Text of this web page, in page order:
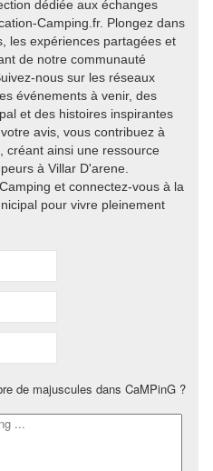
dédiée aux échanges
Camping.fr. Plongez dans
les expériences partagées et
de notre communauté
nous sur les réseaux
événements à venir, des
et des histoires inspirantes
avis, vous contribuez à
créant ainsi une ressource
à Villar D'arene.
et connectez-vous à la
pour vivre pleinement
de majuscules dans CaMPinG ?